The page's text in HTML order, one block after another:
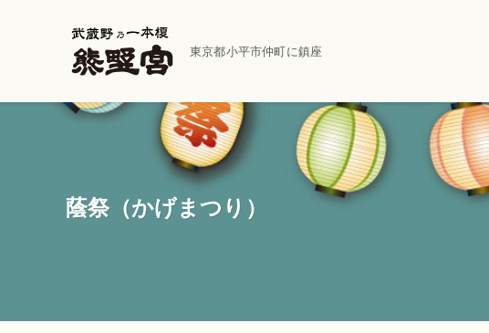
東京都小平市仲町に鎮座
蔭祭（かげまつり）